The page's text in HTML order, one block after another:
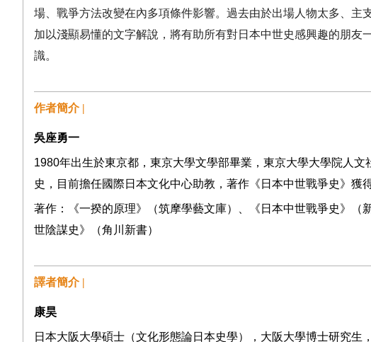
場、戰爭方法改變在內多項條件影響。過去由於出場人物太多、
加以淺顯易懂的文字解說，將有助所有對日本中世史感興趣的朋
識。
作者簡介 |
吳座勇一
1980年出生於東京都，東京大學文學部畢業，東京大學大學院人
史，目前擔任國際日本文化中心助教，著作《日本中世戰爭史》獲
著作：《一揆的原理》（筑摩學藝文庫） 、《日本中世戰爭史》（
世陰謀史》（角川新書）
譯者簡介 |
康昊
日本大阪大學碩士（文化形態論日本史學），大阪大學博士研究生